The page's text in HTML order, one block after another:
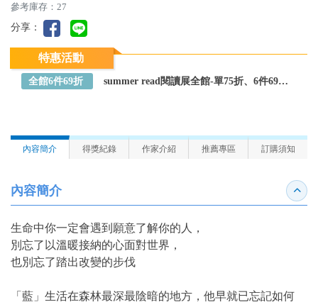
參考庫存：27
分享：
特惠活動
全館6件69折 summer read閱讀展全館-單75折、6件69折～全館任選
內容簡介 得獎紀錄 作家介紹 推薦專區 訂購須知
內容簡介 收合
生命中你一定會遇到願意了解你的人，
別忘了以溫暖接納的心面對世界，
也別忘了踏出改變的步伐
「藍」生活在森林最深最陰暗的地方，他早就已忘記如何